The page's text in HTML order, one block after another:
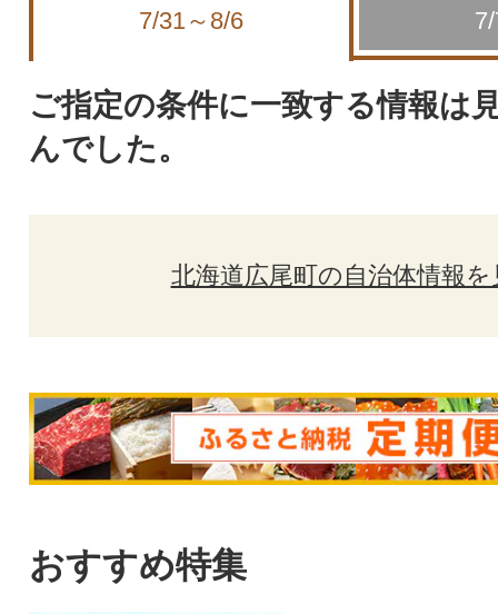
7/31～8/6
ご指定の条件に一致する情報は
んでした。
北海道広尾町の自治体情報を
おすすめ特集